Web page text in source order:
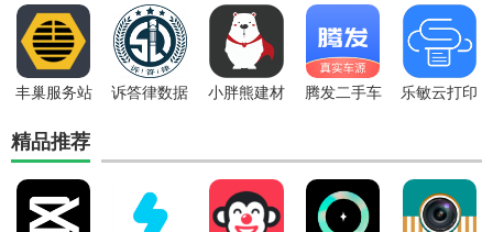
丰巢服务站
诉答律数据
小胖熊建材
腾发二手车
乐敏云打印
精品推荐